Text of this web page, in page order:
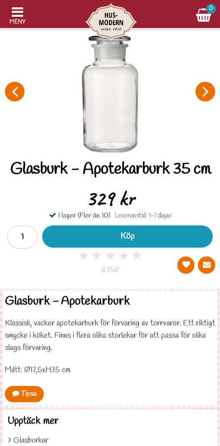
MENY
0
Glasburk - Apotekarburk 35 cm
329 kr
I lager (Fler än 10) Leveranstid: 1-7 dagar
Köp
★ ★ ★ ★ ★
8758
Glasburk - Apotekarburk
Klassisk, vacker apotekarburk för förvaring av torrvaror. Ett riktigt
smycke i köket. Finns i flera olika storlekar för att passa för olika
slags förvaring.
Mått: Ø17,5xH35 cm
Tipsa
Upptäck mer
Glasburkar